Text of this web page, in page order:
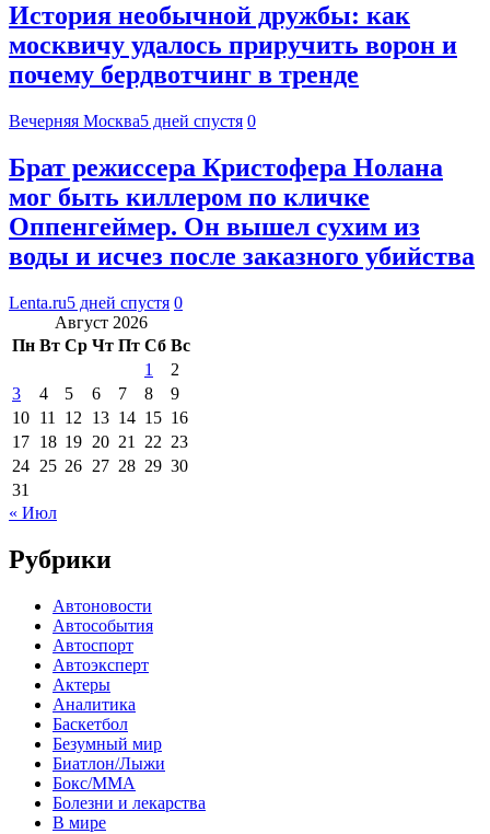
История необычной дружбы: как
москвичу удалось приручить ворон и
почему бердвотчинг в тренде
Вечерняя Москва5 дней спустя 0
Брат режиссера Кристофера Нолана
мог быть киллером по кличке
Оппенгеймер. Он вышел сухим из
воды и исчез после заказного убийства
Lenta.ru5 дней спустя 0
Август 2026
Пн Вт Ср Чт Пт Сб Вс
1
2
3
4 5 6 7 8
9
10 11 12 13 14 15 16
17 18 19 20 21 22 23
24 25 26 27 28 29 30
31
« Июл
Рубрики
Автоновости
Автособытия
Автоспорт
Автоэксперт
Актеры
Аналитика
Баскетбол
Безумный мир
Биатлон/Лыжи
Бокс/MMA
Болезни и лекарства
В мире